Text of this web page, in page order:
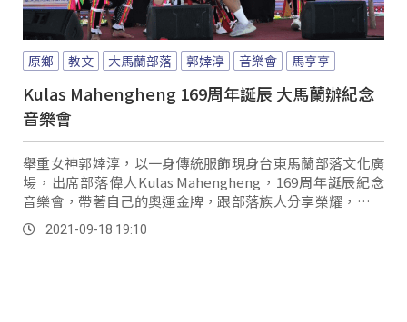
原鄉 教文 大馬蘭部落 郭婞淳 音樂會 馬亨亨
Kulas Mahengheng 169周年誕辰 大馬蘭辦紀念
音樂會
舉重女神郭婞淳，以一身傳統服飾現身台東馬蘭部落文化廣
場，出席部落偉人Kulas Mahengheng，169周年誕辰紀念
音樂會，帶著自己的奧運金牌，跟部落族人分享榮耀，而部
落也現場致贈「馬蘭之光」四字匾額，表揚郭婞淳在體壇的
傑出表現。
2021-09-18 19:10